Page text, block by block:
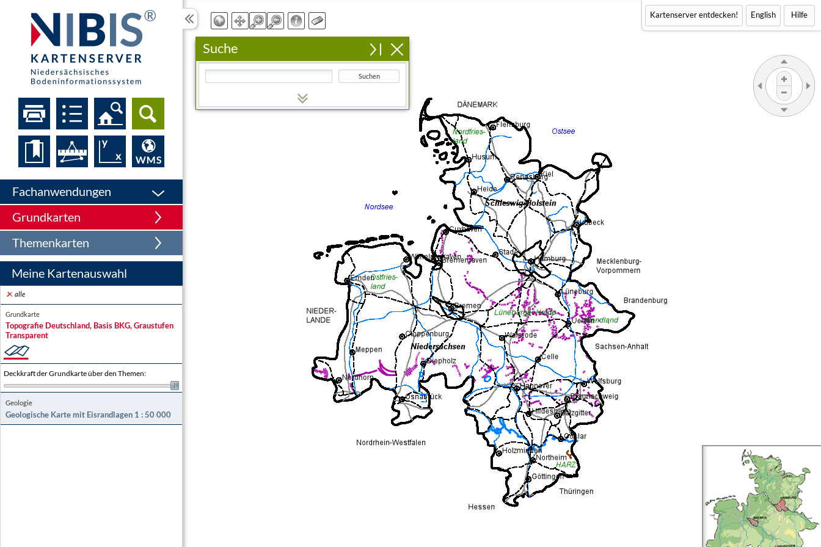
Fachanwendungen
Grundkarten
Themenkarten
Meine Kartenauswahl
alle
Grundkarte
Topografie Deutschland, Basis BKG, Graustufen
Transparent
Deckkraft der Grundkarte über den Themen:
Geologie
Geologische Karte mit Eisrandlagen 1 : 50 000
Kartenserver entdecken! English Hilfe
Suche
Suchen